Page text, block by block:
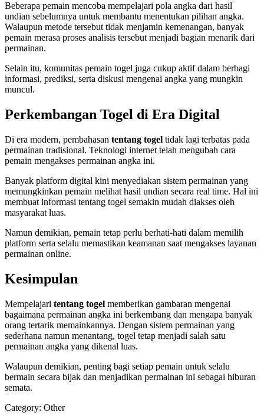
Beberapa pemain mencoba mempelajari pola angka dari hasil
undian sebelumnya untuk membantu menentukan pilihan angka.
Walaupun metode tersebut tidak menjamin kemenangan, banyak
pemain merasa proses analisis tersebut menjadi bagian menarik dari
permainan.
Selain itu, komunitas pemain togel juga cukup aktif dalam berbagi
informasi, prediksi, serta diskusi mengenai angka yang mungkin
muncul.
Perkembangan Togel di Era Digital
Di era modern, pembahasan tentang togel tidak lagi terbatas pada
permainan tradisional. Teknologi internet telah mengubah cara
pemain mengakses permainan angka ini.
Banyak platform digital kini menyediakan sistem permainan yang
memungkinkan pemain melihat hasil undian secara real time. Hal ini
membuat informasi tentang togel semakin mudah diakses oleh
masyarakat luas.
Namun demikian, pemain tetap perlu berhati-hati dalam memilih
platform serta selalu memastikan keamanan saat mengakses layanan
permainan online.
Kesimpulan
Mempelajari tentang togel memberikan gambaran mengenai
bagaimana permainan angka ini berkembang dan mengapa banyak
orang tertarik memainkannya. Dengan sistem permainan yang
sederhana namun menantang, togel tetap menjadi salah satu
permainan angka yang dikenal luas.
Walaupun demikian, penting bagi setiap pemain untuk selalu
bermain secara bijak dan menjadikan permainan ini sebagai hiburan
semata.
Category: Other